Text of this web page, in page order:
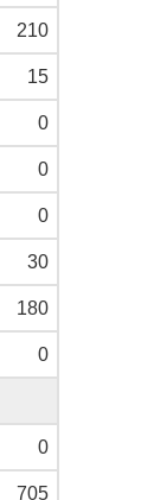
210
15
0
0
0
30
180
0
0
705